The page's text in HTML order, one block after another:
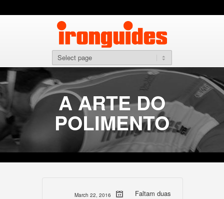
A ARTE DO
POLIMENTO
March 22, 2016
Faltam duas